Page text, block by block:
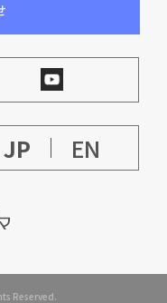
JP EN
Reserved.